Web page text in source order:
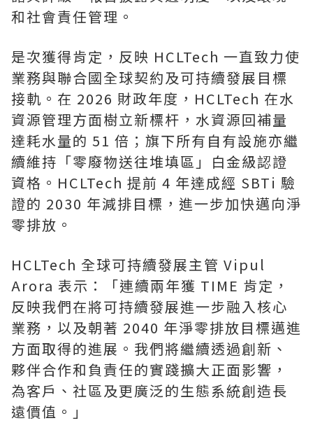
和社會責任管理。
是次獲得肯定，反映 HCLTech 一直致力使
業務與聯合國全球契約及可持續發展目標
接軌。在 2026 財政年度，HCLTech 在水
資源管理方面樹立新標杆，水資源回補量
達耗水量的 51 倍；旗下所有自有設施亦繼
續維持「零廢物送往堆填區」白金級認證
資格。HCLTech 提前 4 年達成經 SBTi 驗
證的 2030 年減排目標，進一步加快邁向淨
零排放。
HCLTech 全球可持續發展主管 Vipul
Arora 表示：「連續兩年獲 TIME 肯定，
反映我們在將可持續發展進一步融入核心
業務，以及朝著 2040 年淨零排放目標邁進
方面取得的進展。我們將繼續透過創新、
夥伴合作和負責任的實踐擴大正面影響，
為客戶、社區及更廣泛的生態系統創造長
遠價值。」